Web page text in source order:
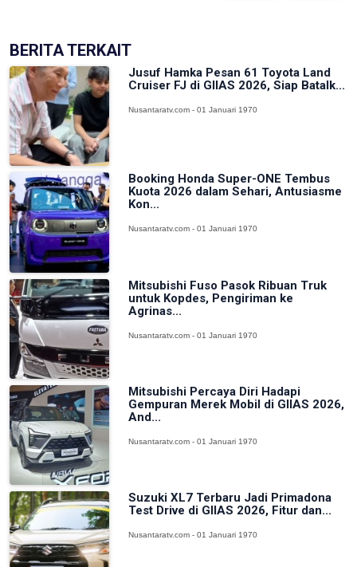
BERITA TERKAIT
Jusuf Hamka Pesan 61 Toyota Land
Cruiser FJ di GIIAS 2026, Siap Batalk...
Nusantaratv.com - 01 Januari 1970
Booking Honda Super-ONE Tembus
Kuota 2026 dalam Sehari, Antusiasme
Kon...
Nusantaratv.com - 01 Januari 1970
Mitsubishi Fuso Pasok Ribuan Truk
untuk Kopdes, Pengiriman ke
Agrinas...
Nusantaratv.com - 01 Januari 1970
Mitsubishi Percaya Diri Hadapi
Gempuran Merek Mobil di GIIAS 2026,
And...
Nusantaratv.com - 01 Januari 1970
Suzuki XL7 Terbaru Jadi Primadona
Test Drive di GIIAS 2026, Fitur dan...
Nusantaratv.com - 01 Januari 1970